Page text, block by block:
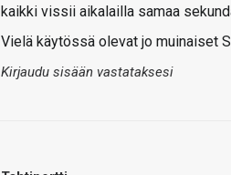
kaikki vissii aikalailla samaa
Vielä käytössä olevat jo muinaiset
Kirjaudu sisään vastataksesi